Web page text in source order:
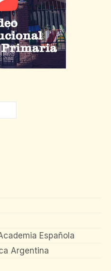
Española
Argentina